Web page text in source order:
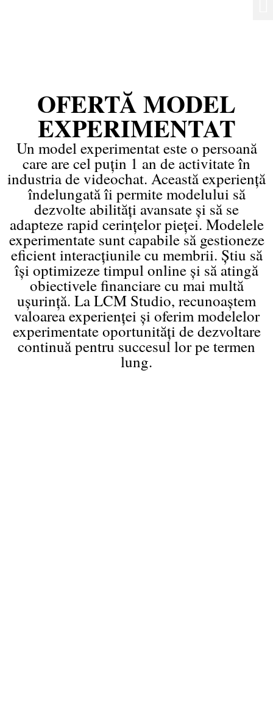
OFERTĂ MODEL
EXPERIMENTAT
Un model experimentat este o persoană
care are cel puțin 1 an de activitate în
industria de videochat. Această experiență
îndelungată îi permite modelului să
dezvolte abilități avansate și să se
adapteze rapid cerințelor pieței. Modelele
experimentate sunt capabile să gestioneze
eficient interacțiunile cu membrii. Știu să
își optimizeze timpul online și să atingă
obiectivele financiare cu mai multă
ușurință. La LCM Studio, recunoaștem
valoarea experienței și oferim modelelor
experimentate oportunități de dezvoltare
continuă pentru succesul lor pe termen
lung.